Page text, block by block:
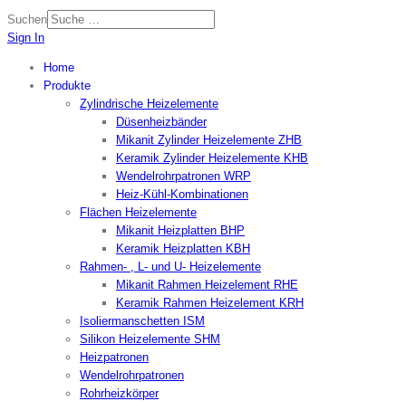
Suchen
Sign In
Home
Produkte
Zylindrische Heizelemente
Düsenheizbänder
Mikanit Zylinder Heizelemente ZHB
Keramik Zylinder Heizelemente KHB
Wendelrohrpatronen WRP
Heiz-Kühl-Kombinationen
Flächen Heizelemente
Mikanit Heizplatten BHP
Keramik Heizplatten KBH
Rahmen- , L- und U- Heizelemente
Mikanit Rahmen Heizelement RHE
Keramik Rahmen Heizelement KRH
Isoliermanschetten ISM
Silikon Heizelemente SHM
Heizpatronen
Wendelrohrpatronen
Rohrheizkörper